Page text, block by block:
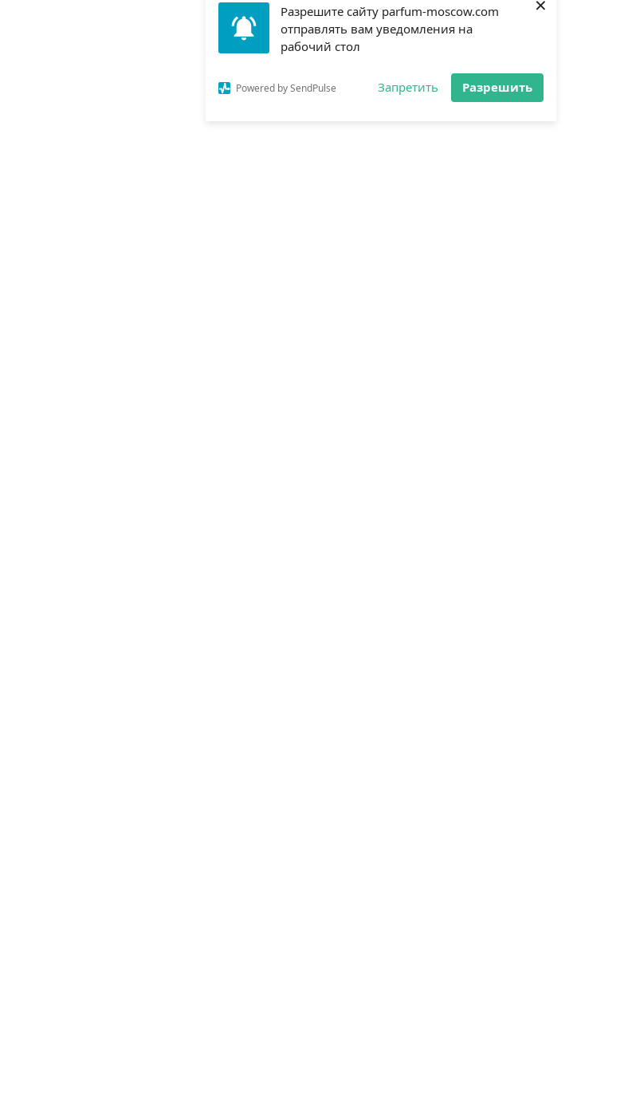
Разрешите сайту parfum-moscow.com
отправлять вам уведомления на
рабочий стол
Запретить Разрешить
×